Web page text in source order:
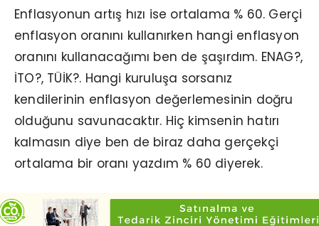
Enflasyonun artış hızı ise ortalama % 60. Gerçi
enflasyon oranını kullanırken hangi enflasyon
oranını kullanacağımı ben de şaşırdım. ENAG?,
İTO?, TÜİK?. Hangi kuruluşa sorsanız
kendilerinin enflasyon değerlemesinin doğru
olduğunu savunacaktır. Hiç kimsenin hatırı
kalmasın diye ben de biraz daha gerçekçi
ortalama bir oranı yazdım % 60 diyerek.